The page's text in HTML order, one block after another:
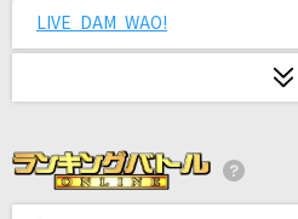
ブラック★ロックシューター
[生音]おしゃかしゃま
怪獣の花唄
LIVE DAM WAO!